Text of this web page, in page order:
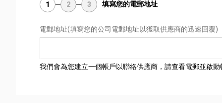
1 2 3 填寫您的電郵地址
電郵地址(填寫您的公司電郵地址以獲取供應商的迅速回覆)
我們會為您建立一個帳戶以聯絡供應商，請查看電郵並啟動